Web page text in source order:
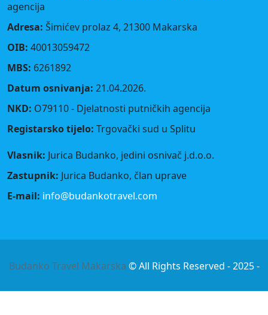
agencija
Adresa: Šimićev prolaz 4, 21300 Makarska
OIB: 40013059472
MBS: 6261892
Datum osnivanja: 21.04.2026.
NKD: O79110 - Djelatnosti putničkih agencija
Registarsko tijelo: Trgovački sud u Splitu
Vlasnik: Jurica Budanko, jedini osnivač j.d.o.o.
Zastupnik: Jurica Budanko, član uprave
E-mail: info@budankotravel.com
Budanko Travel Makarska © All Rights Reserved - 2025 -